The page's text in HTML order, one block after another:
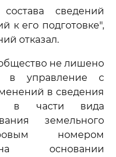
сведений
к его подготовке",
отказал.
общество не лишено
в управление с
в сведения
в части вида
земельного
номером
на основании